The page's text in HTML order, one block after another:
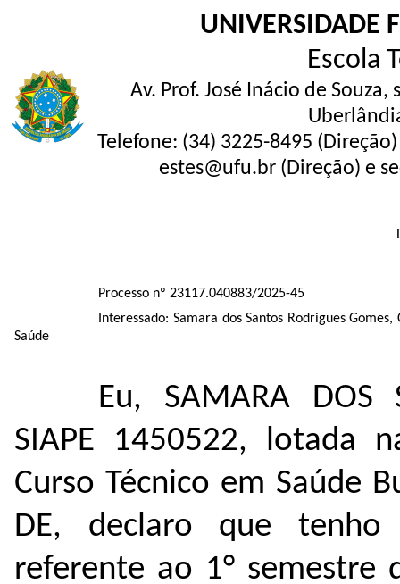
UNIVERSIDADE
Escola
Av. Prof. José Inácio de
Telefone: (34) 3225-8495
estes@ufu.br (Direção) e
Processo nº 23117.040883/2025-45
Interessado: Samara dos Santos Rodrigues
Saúde
Eu, SAMARA DOS
SIAPE 1450522, lotada
Curso Técnico em Saúde
DE, declaro que tenho
referente ao 1° semestre